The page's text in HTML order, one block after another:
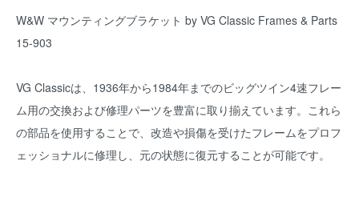
W&W マウンティングブラケット by VG Classic Frames & Parts
15-903
VG Classicは、1936年から1984年までのビッグツイン4速フレー
ム用の交換および修理パーツを豊富に取り揃えています。これら
の部品を使用することで、改造や損傷を受けたフレームをプロフ
ェッショナルに修理し、元の状態に復元することが可能です。